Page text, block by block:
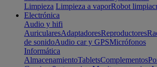
Limpieza Limpieza a vaporRobot
Electrónica
Audio y hifi
AuricularesAdaptadoresReproductores
de sonidoAudio car y GPSMicrófonos
Informática
AlmacenamientoTabletsComplementos